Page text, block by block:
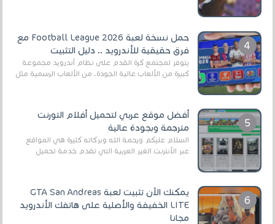
حمل نسخة لعبة Football League 2026 مع
فرق حقيقية للأندرويد .. دليل التثبيت
يتوفر لمجتمع كرة القدم على نظام أندرويد مجموعة
كبيرة من الألعاب عالية الجودة. من الألعاب الرسمية مثل
أفضل موقع عربي لتحميل أفلام التورنت
مترجمة وبجودة عالية
السلام عليكم ورحمة الله وبركاته كثيرة هي المواقع
عبر الأنترنت الغير العربية التي تقدم خدمة تحميل
الأفلام على التورنت ، ومعظم هذه المواقع ل...
يمكنك الآن تثبيت لعبة GTA San Andreas
LITE الخفيفة والأصلية على هاتفك الأندرويد
مجانا